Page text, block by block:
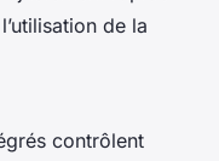
de la
contrôlent